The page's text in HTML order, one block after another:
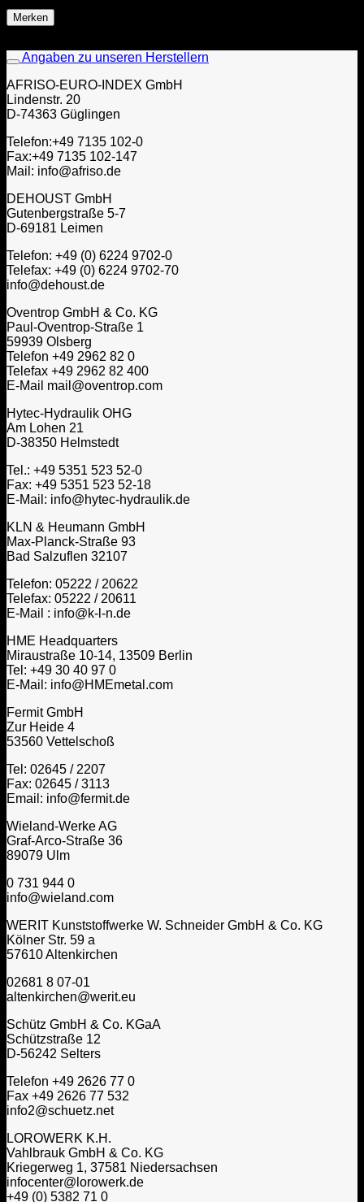
Merken
Angaben zu unseren Herstellern
AFRISO-EURO-INDEX GmbH
Lindenstr. 20
D-74363 Güglingen
Telefon:+49 7135 102-0
Fax:+49 7135 102-147
Mail: info@afriso.de
DEHOUST GmbH
Gutenbergstraße 5-7
D-69181 Leimen
Telefon: +49 (0) 6224 9702-0
Telefax: +49 (0) 6224 9702-70
info@dehoust.de
Oventrop GmbH & Co. KG
Paul-Oventrop-Straße 1
59939 Olsberg
Telefon +49 2962 82 0
Telefax +49 2962 82 400
E-Mail mail@oventrop.com
Hytec-Hydraulik OHG
Am Lohen 21
D-38350 Helmstedt
Tel.: +49 5351 523 52-0
Fax: +49 5351 523 52-18
E-Mail: info@hytec-hydraulik.de
KLN & Heumann GmbH
Max-Planck-Straße 93
Bad Salzuflen 32107
Telefon: 05222 / 20622
Telefax: 05222 / 20611
E-Mail : info@k-l-n.de
HME Headquarters
Miraustraße 10-14, 13509 Berlin
Tel: +49 30 40 97 0
E-Mail: info@HMEmetal.com
Fermit GmbH
Zur Heide 4
53560 Vettelschoß
Tel: 02645 / 2207
Fax: 02645 / 3113
Email: info@fermit.de
Wieland-Werke AG
Graf-Arco-Straße 36
89079 Ulm
0 731 944 0
info@wieland.com
WERIT Kunststoffwerke W. Schneider GmbH & Co. KG
Kölner Str. 59 a
57610 Altenkirchen
02681 8 07-01
altenkirchen@werit.eu
Schütz GmbH & Co. KGaA
Schützstraße 12
D-56242 Selters
Telefon +49 2626 77 0
Fax +49 2626 77 532
info2@schuetz.net
LOROWERK K.H.
Vahlbrauk GmbH & Co. KG
Kriegerweg 1, 37581 Niedersachsen
infocenter@lorowerk.de
+49 (0) 5382 71 0